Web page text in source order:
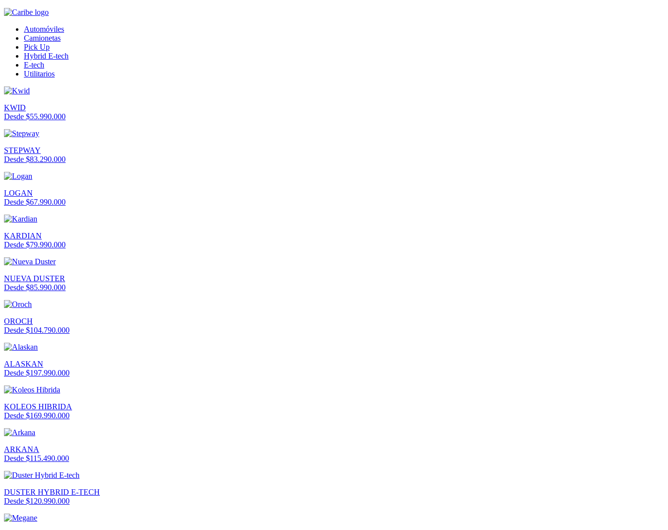
Automóviles
Camionetas
Pick Up
Hybrid E-tech
E-tech
Utilitarios
KWID
Desde $55.990.000
STEPWAY
Desde $83.290.000
LOGAN
Desde $67.990.000
KARDIAN
Desde $79.990.000
NUEVA DUSTER
Desde $85.990.000
OROCH
Desde $104.790.000
ALASKAN
Desde $197.990.000
KOLEOS HIBRIDA
Desde $169.990.000
ARKANA
Desde $115.490.000
DUSTER HYBRID E-TECH
Desde $120.990.000